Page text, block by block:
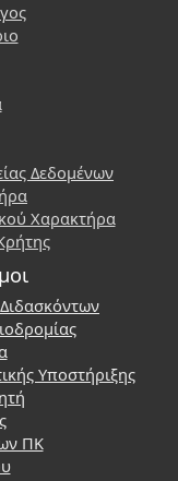
Δεδομένων
Χαρακτήρα
Υποστήριξης
ΠΚ